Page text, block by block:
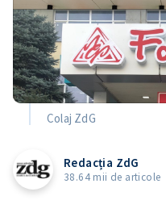
Colaj ZdG
Redacția ZdG
38.64 mii de articole